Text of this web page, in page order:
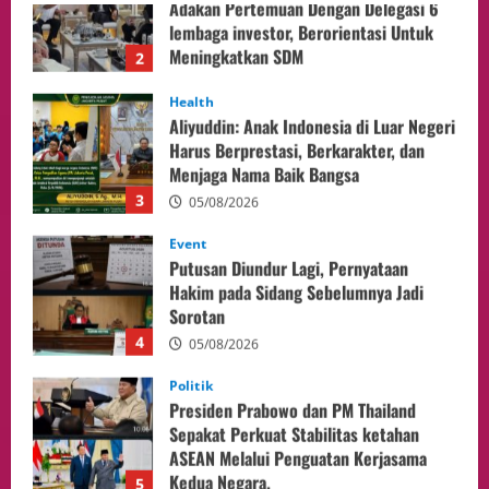
3
Health
Aliyuddin: Anak Indonesia di Luar Negeri
Harus Berprestasi, Berkarakter, dan
05/08/2026
4
Event
Putusan Diundur Lagi, Pernyataan
Hakim pada Sidang Sebelumnya Jadi
05/08/2026
5
Politik
Presiden Prabowo dan PM Thailand
Sepakat Perkuat Stabilitas ketahan
Kedua Negara.
04/08/2026
Culture
Pengadilan Agama Jakarta Pusat